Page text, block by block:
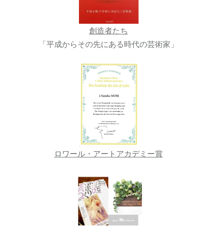
創造者たち
「平成からその先にある時代の芸術家」
ロワール・アートアカデミー賞